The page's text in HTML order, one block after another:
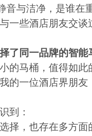
与洁净，是谁在
些酒店朋友交谈
了同一品牌的智
马桶，值得如此
一位酒店界朋友
到：
，也存在多方面